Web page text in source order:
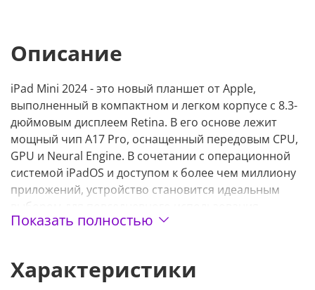
Описание
iPad Mini 2024 - это новый планшет от Apple,
выполненный в компактном и легком корпусе с 8.3-
дюймовым дисплеем Retina. В его основе лежит
мощный чип A17 Pro, оснащенный передовым CPU,
GPU и Neural Engine. В сочетании с операционной
системой iPadOS и доступом к более чем миллиону
приложений, устройство становится идеальным
выбором для повседневного использования.
Представляем модель с белым корпусом и Wi-Fi,
городу или с возможностью самовывоза.
Показать полностью
Характеристики